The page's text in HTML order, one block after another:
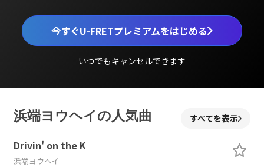
今すぐU-FRETプレミアムをはじめる
いつでもキャンセルできます
浜端ヨウヘイの人気曲 すべてを表示
Drivin' on the K
浜端ヨウヘイ